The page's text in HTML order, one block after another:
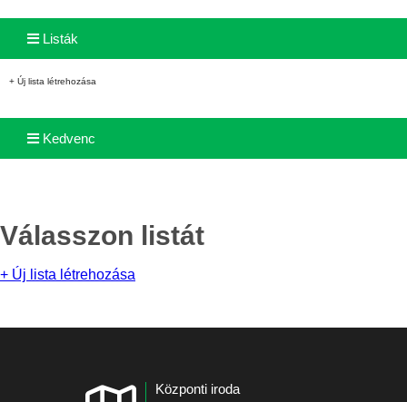
Listák
+ Új lista létrehozása
Kedvenc
Válasszon listát
+ Új lista létrehozása
Központi iroda